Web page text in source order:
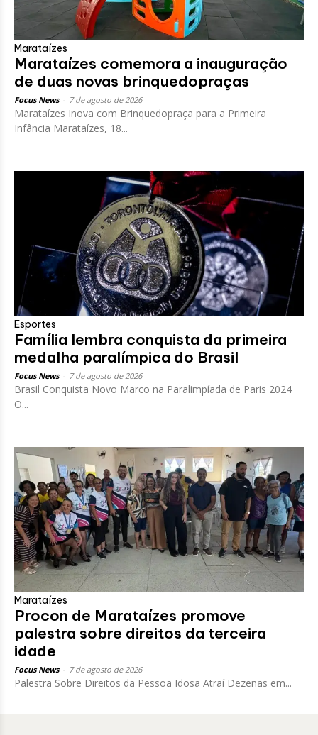
Marataízes
Marataízes comemora a inauguração
de duas novas brinquedopraças
Focus News 7 de agosto de 2026
Marataízes Inova com Brinquedopraça para a Primeira
Infância Marataízes, 18...
Esportes
Família lembra conquista da primeira
medalha paralímpica do Brasil
Focus News 7 de agosto de 2026
Brasil Conquista Novo Marco na Paralimpíada de Paris 2024
O...
Marataízes
Procon de Marataízes promove
palestra sobre direitos da terceira
idade
Focus News 7 de agosto de 2026
Palestra Sobre Direitos da Pessoa Idosa Atraí Dezenas em...